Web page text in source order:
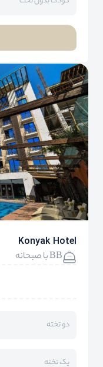
Konyak Hotel
BB با صبحانه
دو تخته
یک تخته